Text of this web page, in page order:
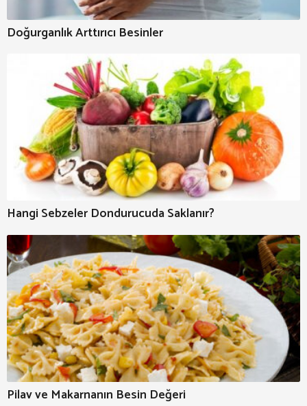
Doğurganlık Arttırıcı Besinler
Hangi Sebzeler Dondurucuda Saklanır?
Pilav ve Makarnanın Besin Değeri